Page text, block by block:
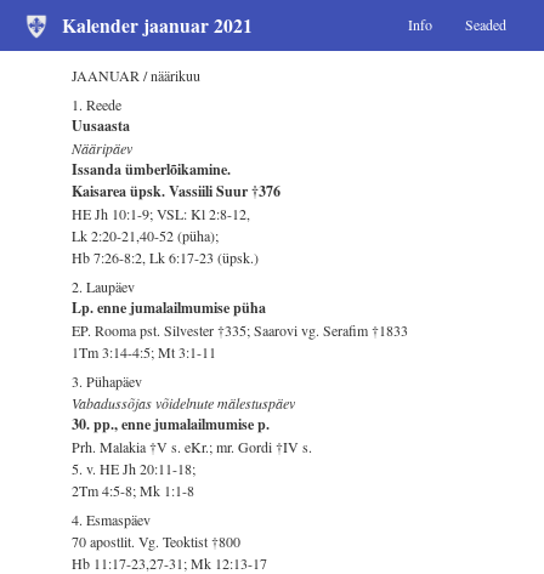
Kalender jaanuar 2021 Info Seaded
JAANUAR / näärikuu
1. Reede
Uusaasta
Nääripäev
Issanda ümberlõikamine.
Kaisarea üpsk. Vassiili Suur †376
HE Jh 10:1-9; VSL: Kl 2:8-12,
Lk 2:20-21,40-52 (püha);
Hb 7:26-8:2, Lk 6:17-23 (üpsk.)
2. Laupäev
Lp. enne jumalailmumise püha
EP. Rooma pst. Silvester †335; Saarovi vg. Serafim †1833
1Tm 3:14-4:5; Mt 3:1-11
3. Pühapäev
Vabadussõjas võidelnute mälestuspäev
30. pp., enne jumalailmumise p.
Prh. Malakia †V s. eKr.; mr. Gordi †IV s.
5. v. HE Jh 20:11-18;
2Tm 4:5-8; Mk 1:1-8
4. Esmaspäev
70 apostlit. Vg. Teoktist †800
Hb 11:17-23,27-31; Mk 12:13-17